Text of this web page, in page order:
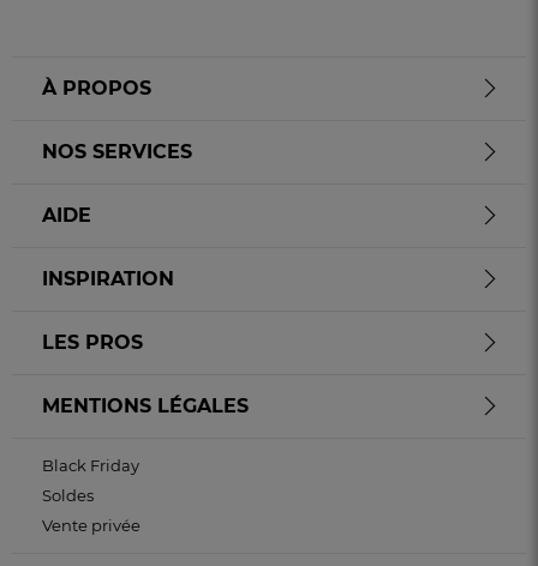
À PROPOS
NOS SERVICES
AIDE
INSPIRATION
LES PROS
MENTIONS LÉGALES
Black Friday
Soldes
Vente privée